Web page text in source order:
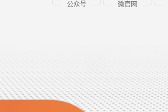
公众号 微官网